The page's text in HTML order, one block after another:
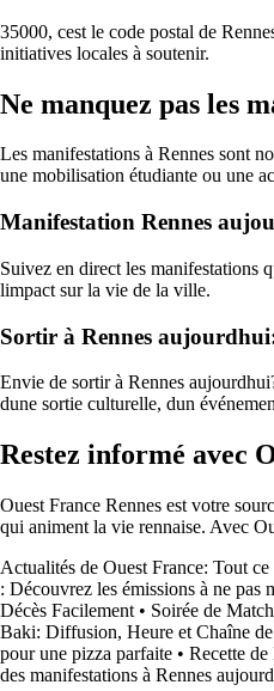
35000, cest le code postal de
initiatives locales à soutenir.
Ne manquez pas les
Les manifestations à Rennes sont
une mobilisation étudiante ou une
Manifestation Rennes
Suivez en direct les manifestations
limpact sur la vie de la ville.
Sortir à Rennes
Envie de sortir à Rennes
dune sortie culturelle, dun
Restez informé avec
Ouest France Rennes est votre
qui animent la vie rennaise. Avec
Actualités de Ouest France: Tout
: Découvrez les émissions à ne pas
Décès Facilement • Soirée de
Baki: Diffusion, Heure et Chaîne
pour une pizza parfaite • Recette
des manifestations à Rennes